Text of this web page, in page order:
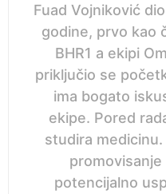
Fuad Vojniković
godine, prvo kao
BHR1 a ekipi
priključio se
ima bogato
ekipe. Pored
studira
potencijalno